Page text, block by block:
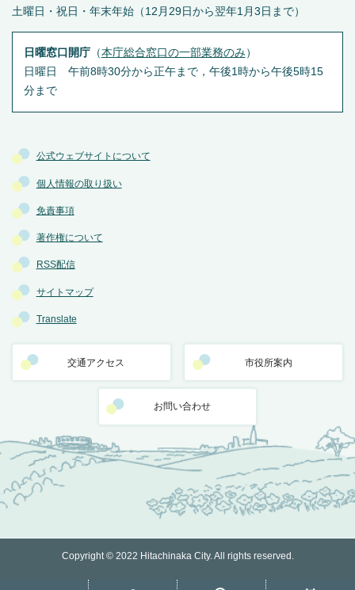
公式ウェブサイトについて
個人情報の取り扱い
免責事項
著作権について
RSS配信
サイトマップ
Translate
交通アクセス 市役所案内
お問い合わせ
土曜日・祝日・年末年始（12月29日から翌年1月3日まで）
日曜窓口開庁（本庁総合窓口の一部業務のみ ）
日曜日 午前8時30分から正午まで，午後1時から午後5時15
分まで
Copyright © 2022 Hitachinaka City. All rights reserved.